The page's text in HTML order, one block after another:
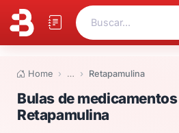
Buscar...
Home … Retapamulina
Bulas de
Bulas de
Retapamulina